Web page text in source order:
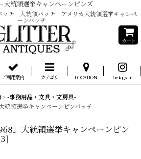
大統領選挙キャンペーンピンズ
ッチ 大統領バッチ アメリカ大統領選挙キャンペ
ーンバッチ
カート
ご利用案内 カテゴリ LOCATION Instagram
> -事務用品・文具・文房具-
統領選挙キャンペーンピンバッチ
』大統領選挙キャンペーンピン
]